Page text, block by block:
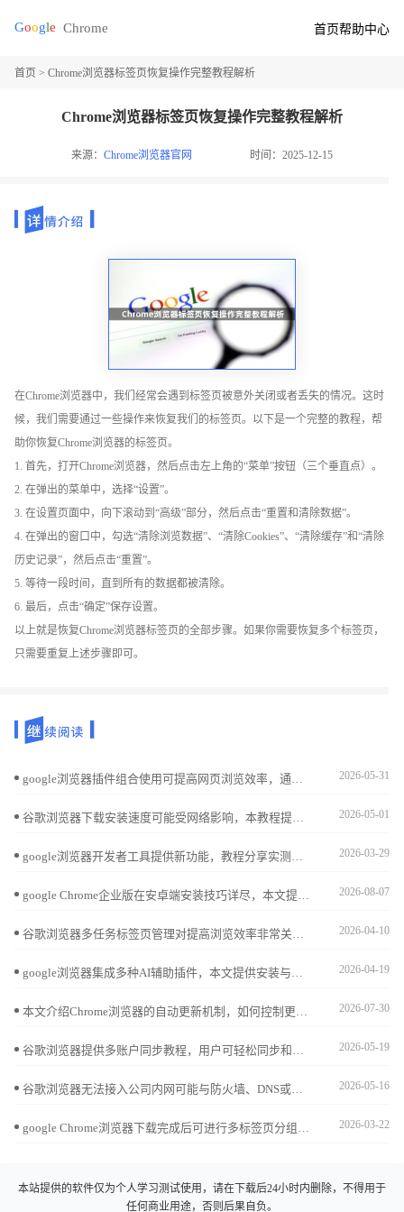
首页帮助中心
首页 > Chrome浏览器标签页恢复操作完整教程解析
Chrome浏览器标签页恢复操作完整教程解析
来源：Chrome浏览器官网 时间：2025-12-15
在Chrome浏览器中，我们经常会遇到标签页被意外关闭或者丢失的情况。这时
候，我们需要通过一些操作来恢复我们的标签页。以下是一个完整的教程，帮
助你恢复Chrome浏览器的标签页。
1. 首先，打开Chrome浏览器，然后点击左上角的“菜单”按钮（三个垂直点）。
2. 在弹出的菜单中，选择“设置”。
3. 在设置页面中，向下滚动到“高级”部分，然后点击“重置和清除数据”。
4. 在弹出的窗口中，勾选“清除浏览数据”、“清除Cookies”、“清除缓存”和“清除
历史记录”，然后点击“重置”。
5. 等待一段时间，直到所有的数据都被清除。
6. 最后，点击“确定”保存设置。
以上就是恢复Chrome浏览器标签页的全部步骤。如果你需要恢复多个标签页，
只需要重复上述步骤即可。
google浏览器插件组合使用可提高网页浏览效率，通过操作技巧掌握扩展应用方法。内容帮助提升插件应用效果，实现高效浏览体验。 2026-05-31
谷歌浏览器下载安装速度可能受网络影响，本教程提供优化方法和实操技巧，帮助用户提升下载速度并顺利完成安装操作。 2026-05-01
google浏览器开发者工具提供新功能，教程分享实测体验和调试技巧，帮助用户高效分析网页并优化开发操作流程。 2026-03-29
google Chrome企业版在安卓端安装技巧详尽，本文提供完整步骤和优化经验，帮助团队用户快速完成移动端安装并保证浏览器稳定性。 2026-08-07
谷歌浏览器多任务标签页管理对提高浏览效率非常关键，文章提供操作方法、技巧分享及实用案例，帮助用户轻松整理、切换及恢复标签页，提升日常使用体验。 2026-04-10
google浏览器集成多种AI辅助插件，本文提供安装与使用攻略，帮助用户快速上手，提升学习与办公效率，增强浏览器智能化体验。 2026-04-19
本文介绍Chrome浏览器的自动更新机制，如何控制更新设置，确保浏览器始终保持最新版本，并介绍如何手动检查和管理浏览器更新，提升浏览体验和安全性。 2026-07-30
谷歌浏览器提供多账户同步教程，用户可轻松同步和管理多个账户，实现浏览器数据统一管理，提高多设备操作效率。 2026-05-19
谷歌浏览器无法接入公司内网可能与防火墙、DNS或代理设置有关，建议确认网络策略配置并设置相应的访问权限。 2026-05-16
google Chrome浏览器下载完成后可进行多标签页分组管理。教程提供操作技巧，提高标签页整理效率和浏览器操作便捷性。 2026-03-22
本站提供的软件仅为个人学习测试使用，请在下载后24小时内删除，不得用于
任何商业用途，否则后果自负。